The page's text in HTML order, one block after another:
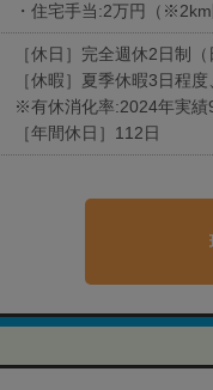
・住宅手当:2万円（
［休日］完全週休2日制（
［休暇］夏季休暇3日程
※有休消化率:2024年実績
［年間休日］112日